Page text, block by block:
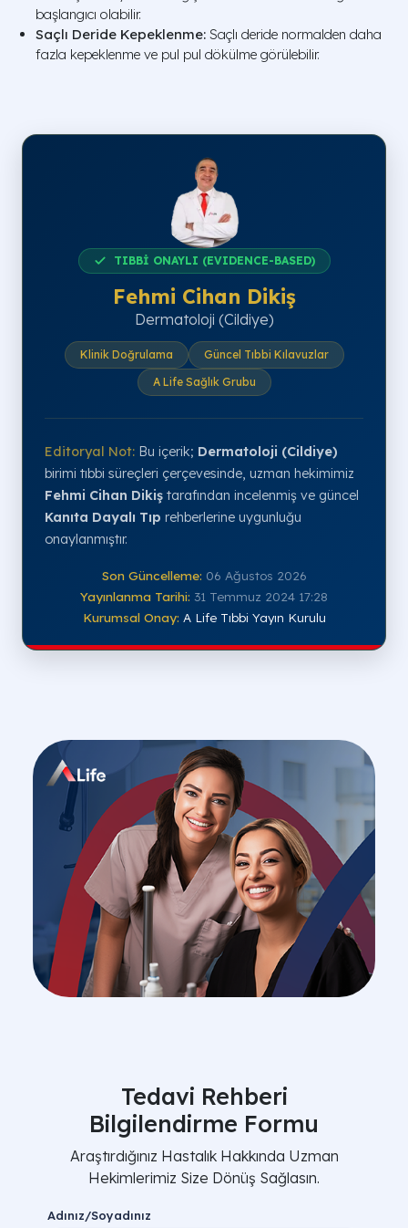
başlangıcı olabilir.
Saçlı Deride Kepeklenme: Saçlı deride normalden daha
fazla kepeklenme ve pul pul dökülme görülebilir.
TIBBİ ONAYLI (EVIDENCE-BASED)
Fehmi Cihan Dikiş
Dermatoloji (Cildiye)
Klinik Doğrulama
Güncel Tıbbi Kılavuzlar
A Life Sağlık Grubu
Editoryal Not: Bu içerik; Dermatoloji (Cildiye)
birimi tıbbi süreçleri çerçevesinde, uzman hekimimiz
Fehmi Cihan Dikiş tarafından incelenmiş ve güncel
Kanıta Dayalı Tıp rehberlerine uygunluğu
onaylanmıştır.
Son Güncelleme: 06 Ağustos 2026
Yayınlanma Tarihi: 31 Temmuz 2024 17:28
Kurumsal Onay: A Life Tıbbi Yayın Kurulu
Tedavi Rehberi
Bilgilendirme Formu
Araştırdığınız Hastalık Hakkında Uzman
Hekimlerimiz Size Dönüş Sağlasın.
Adınız/Soyadınız